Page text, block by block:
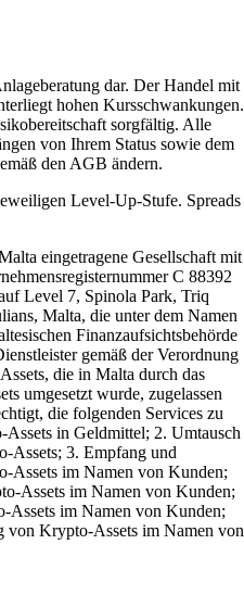
dar. Der Handel mit
hohen Kursschwankungen.
sorgfältig. Alle
von Ihrem Status sowie dem
den AGB ändern.
Level-Up-Stufe. Spreads
eingetragene Gesellschaft mit
C 88392
Level 7, Spinola Park, Triq
Malta, die unter dem Namen
Finanzaufsichtsbehörde
gemäß der Verordnung
die in Malta durch das
umgesetzt wurde, zugelassen
die folgenden Services zu
in Geldmittel; 2. Umtausch
Assets; 3. Empfang und
Assets im Namen von Kunden;
Assets im Namen von Kunden;
Assets im Namen von Kunden;
von Krypto-Assets im Namen von